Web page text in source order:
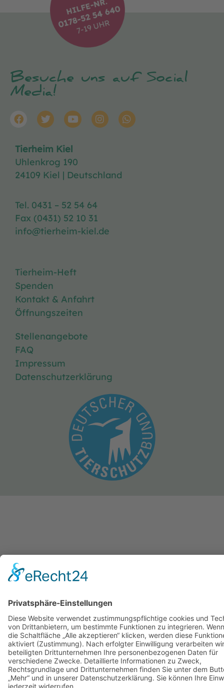
Besuche uns auf Social
Media!
Tierheim Kiel
Uhlenkrog 190
24109 Kiel | Deutschland
Tel. 0431 – 52 54 64
Fax (0431) 52 10 31
info@tierheim-kiel.de
Tierheim-Heft
Spenden
Kontakt & Anfahrt
Öffnungszeiten
Stellenangebote
FAQ
Impressum
Datenschutzerklärung